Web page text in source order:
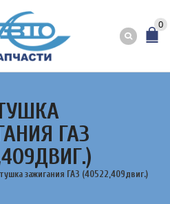
0
ГАЗ
зажигания ГАЗ (40522,409двиг.)